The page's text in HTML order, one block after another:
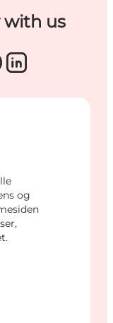
with us
og